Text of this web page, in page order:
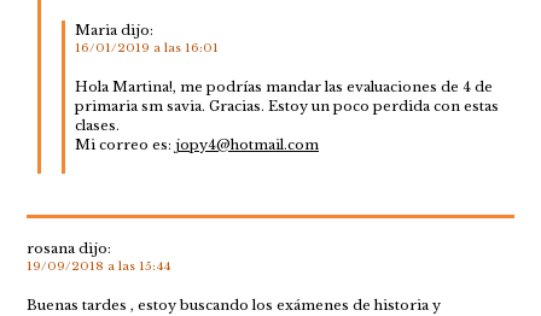
Maria dijo:
16/01/2019 a las 16:01
Hola Martina!, me podrías mandar las evaluaciones de 4 de
primaria sm savia. Gracias. Estoy un poco perdida con estas
clases.
Mi correo es: jopy4@hotmail.com
rosana dijo:
19/09/2018 a las 15:44
Buenas tardes , estoy buscando los exámenes de historia y